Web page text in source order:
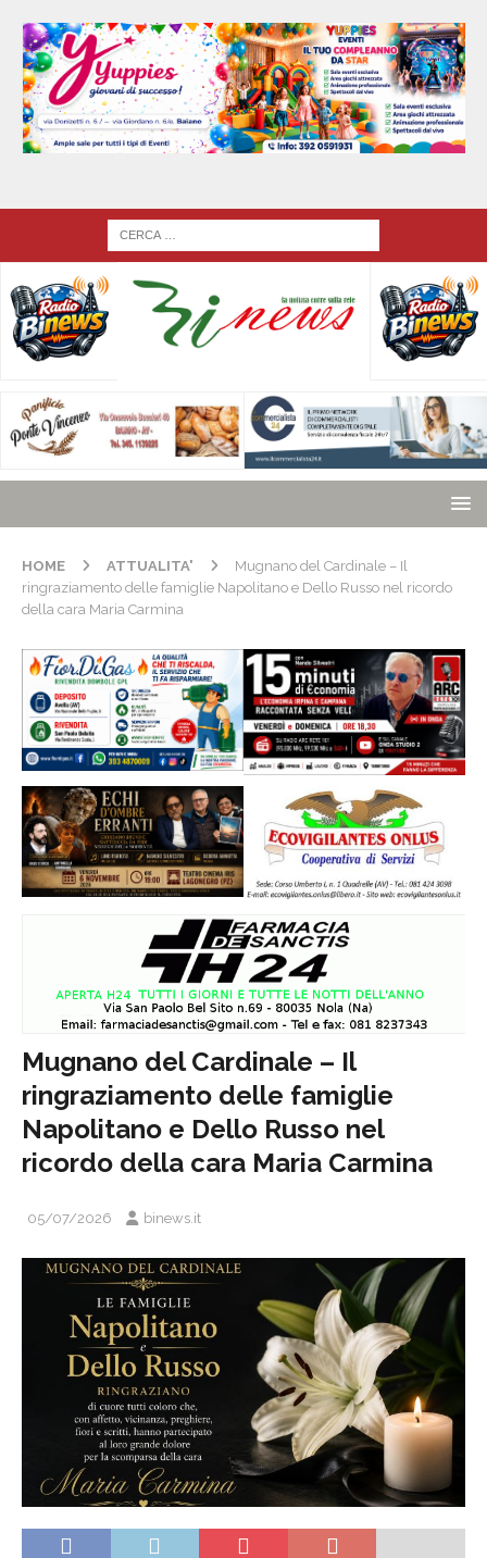
HOME ATTUALITA'
Mugnano del Cardinale – Il
ringraziamento delle famiglie Napolitano e Dello Russo nel ricordo
della cara Maria Carmina
Mugnano del Cardinale – Il
ringraziamento delle famiglie
Napolitano e Dello Russo nel
ricordo della cara Maria Carmina
05/07/2026 binews.it